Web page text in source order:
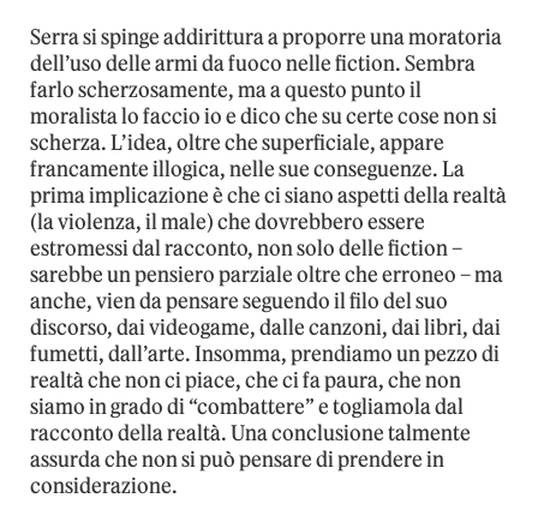
Serra si spinge addirittura a proporre una moratoria
dell’uso delle armi da fuoco nelle fiction. Sembra
farlo scherzosamente, ma a questo punto il
moralista lo faccio io e dico che su certe cose non si
scherza. L’idea, oltre che superficiale, appare
francamente illogica, nelle sue conseguenze. La
prima implicazione è che ci siano aspetti della realtà
(la violenza, il male) che dovrebbero essere
estromessi dal racconto, non solo delle fiction –
sarebbe un pensiero parziale oltre che erroneo – ma
anche, vien da pensare seguendo il filo del suo
discorso, dai videogame, dalle canzoni, dai libri, dai
fumetti, dall’arte. Insomma, prendiamo un pezzo di
realtà che non ci piace, che ci fa paura, che non
siamo in grado di “combattere” e togliamola dal
racconto della realtà. Una conclusione talmente
assurda che non si può pensare di prendere in
considerazione.